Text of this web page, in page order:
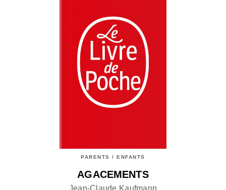
PARENTS / ENFANTS
AGACEMENTS
Jean-Claude Kaufmann